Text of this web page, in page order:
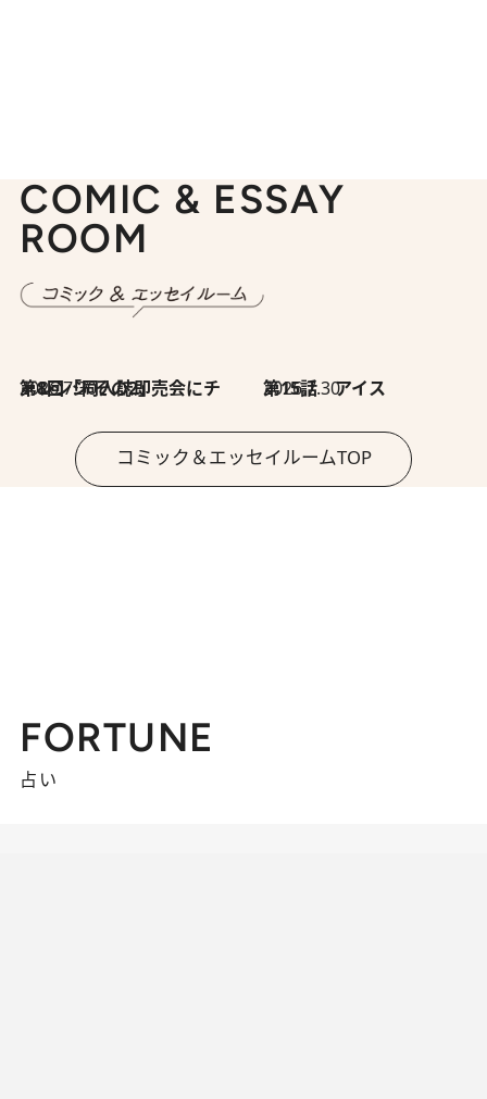
COMIC & ESSAY
ROOM
2026.7.30
第8回「同人誌即売会にチャレンジ その2」 2026.7.30
第15話 アイス
コミック＆エッセイルームTOP
FORTUNE
占い